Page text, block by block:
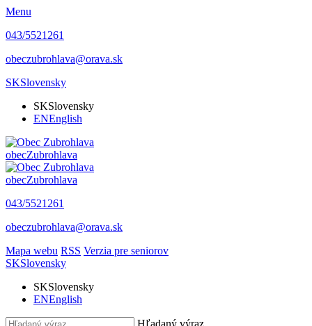
Menu
043/5521261
obeczubrohlava@orava.sk
SKSlovensky
SKSlovensky
ENEnglish
obecZubrohlava
obecZubrohlava
043/5521261
obeczubrohlava@orava.sk
Mapa webu RSS Verzia pre seniorov
SKSlovensky
SKSlovensky
ENEnglish
Hľadaný výraz